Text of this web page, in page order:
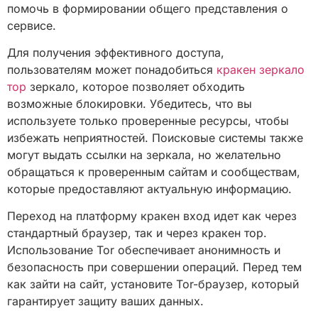
помочь в формировании общего представления о
сервисе.
Для получения эффективного доступа,
пользователям может понадобиться кракен зеркало
тор зеркало, которое позволяет обходить
возможные блокировки. Убедитесь, что вы
используете только проверенные ресурсы, чтобы
избежать неприятностей. Поисковые системы также
могут выдать ссылки на зеркала, но желательно
обращаться к проверенным сайтам и сообществам,
которые предоставляют актуальную информацию.
Переход на платформу кракен вход идет как через
стандартный браузер, так и через кракен тор.
Использование Tor обеспечивает анонимность и
безопасность при совершении операций. Перед тем
как зайти на сайт, установите Tor-браузер, который
гарантирует защиту ваших данных.